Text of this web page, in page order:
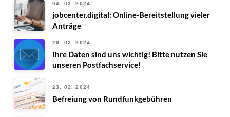
04. 03. 2024
jobcenter.digital: Online-Bereitstellung vieler
Anträge
29. 02. 2024
Ihre Daten sind uns wichtig! Bitte nutzen Sie
unseren Postfachservice!
23. 02. 2024
Befreiung von Rundfunkgebühren